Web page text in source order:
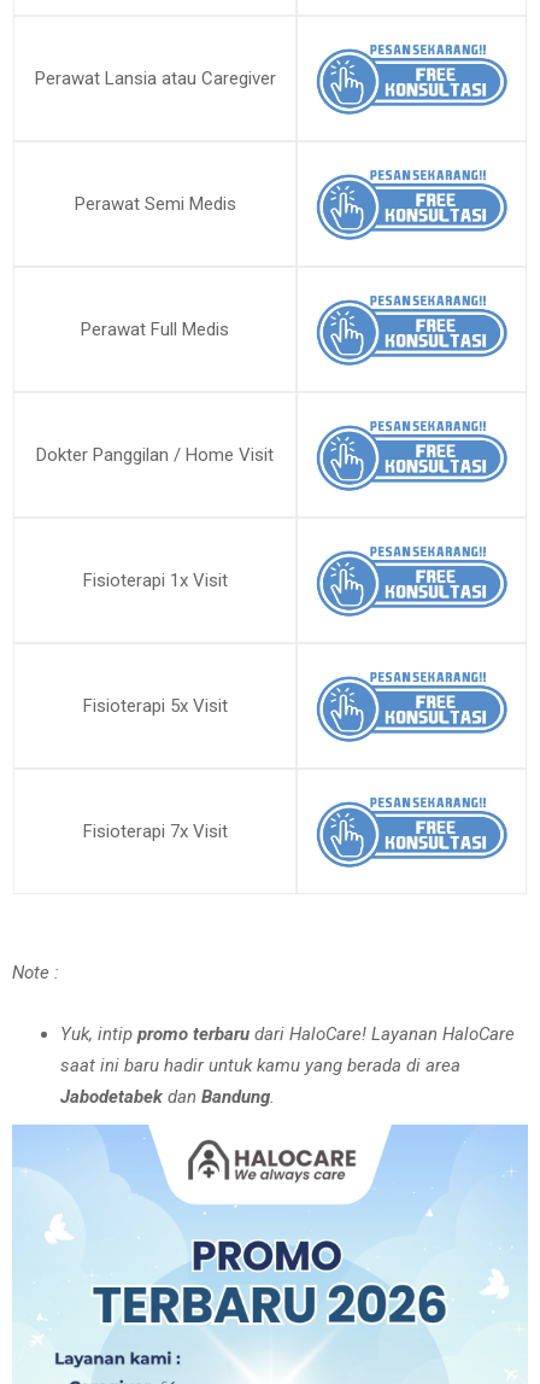
Perawat Lansia atau Caregiver
Perawat Semi Medis
Perawat Full Medis
Dokter Panggilan / Home Visit
Fisioterapi 1x Visit
Fisioterapi 5x Visit
Fisioterapi 7x Visit
Note :
Yuk, intip promo terbaru dari HaloCare! Layanan HaloCare
saat ini baru hadir untuk kamu yang berada di area
Jabodetabek dan Bandung.